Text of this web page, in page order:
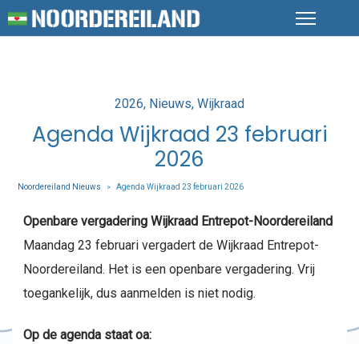
Posted
in
2026 Nieuws Wijkraad
Agenda Wijkraad 23 februari
2026
Noordereiland Nieuws > Agenda Wijkraad 23 februari 2026
Openbare vergadering Wijkraad Entrepot-Noordereiland
Maandag 23 februari vergadert de Wijkraad Entrepot-
Noordereiland. Het is een openbare vergadering. Vrij
toegankelijk, dus aanmelden is niet nodig.
Op de agenda staat oa: